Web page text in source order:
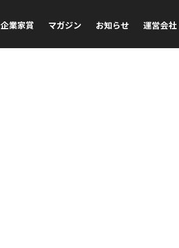
企業家賞 マガジン お知らせ 運営会社